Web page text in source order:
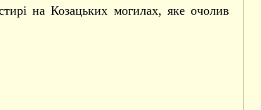
на Козацьких могилах, яке очолив